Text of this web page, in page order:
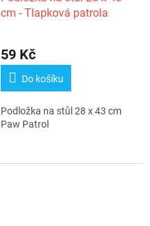
cm - Tlapková patrola
59 Kč
Do košíku
Podložka na stůl 28 x 43 cm
Paw Patrol